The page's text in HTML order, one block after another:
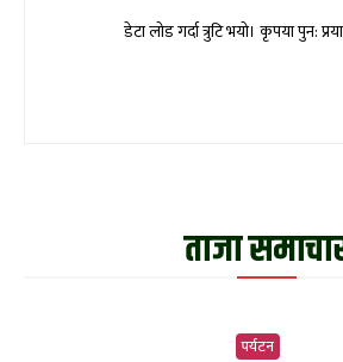
डेटा लोड गर्दा त्रुटि भयो। कृपया पुन:
ताजा
पर्यटन